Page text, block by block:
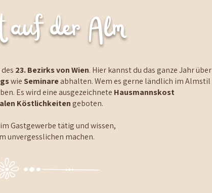
der Alm
23. Bezirks von Wien. Hier kannst du das ganze Jahr über
wieSeminareabhalten. Wem es gerne ländlich im Almstil
Es wird eine ausgezeichnete Hausmannskost
Köstlichkeitengeboten.
Gastgewerbe tätig und wissen,
unvergesslichen machen.